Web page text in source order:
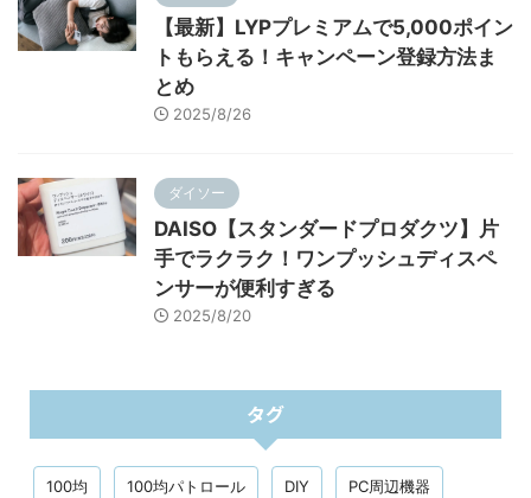
【最新】LYPプレミアムで5,000ポイン
トもらえる！キャンペーン登録方法ま
とめ
2025/8/26
ダイソー
DAISO【スタンダードプロダクツ】片
手でラクラク！ワンプッシュディスペ
ンサーが便利すぎる
2025/8/20
タグ
100均 100均パトロール DIY PC周辺機器